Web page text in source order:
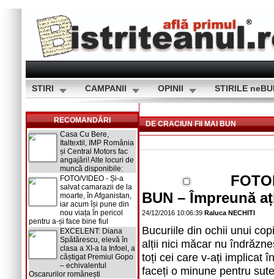
STIRI CAMPANII OPINII STIRILE
RECOMANDĂRI
Casa Cu Bere,
Italtextil, IMP România
și Central Motors fac
angajări! Alte locuri de
muncă disponibile:
FOTO/VIDEO - Și-a
salvat camarazii de la
moarte, în Afganistan,
iar acum își pune din
nou viața în pericol
pentru a-și face bine fiul
EXCELENT: Diana
Spătărescu, elevă în
clasa a XI-a la Infoel, a
câștigat Premiul Gopo
– echivalentul
Oscarurilor românești
DE CRACIUN FII MAI BUN
BUN – Împreună
24/12/2016 10:06:39 Raluca NECHITI
Bucuriile din ochii unui
alții nici măcar nu
toți cei care v-ați implicat
faceți o minune pentru